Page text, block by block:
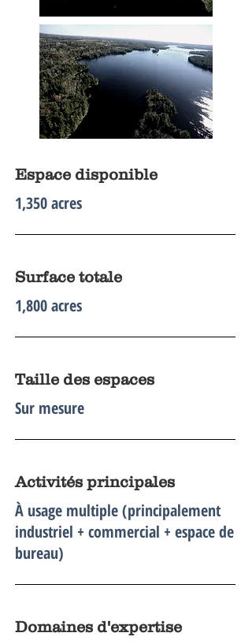
Espace disponible
1,350 acres
Surface totale
1,800 acres
Taille des espaces
Sur mesure
Activités principales
À usage multiple (principalement
industriel + commercial + espace de
bureau)
Domaines d'expertise